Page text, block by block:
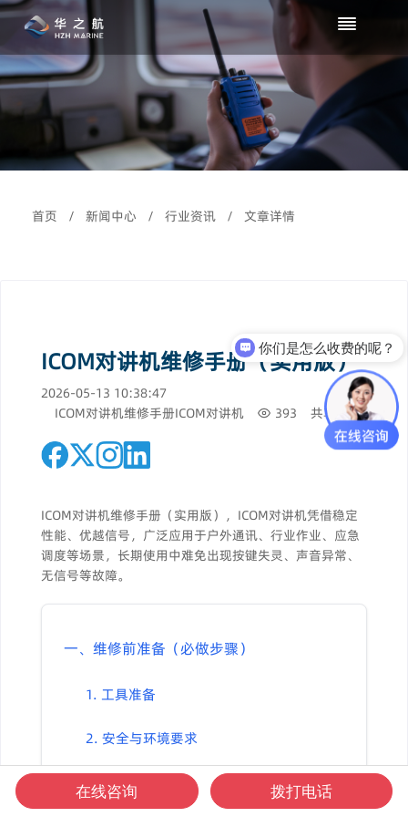
首页 / 新闻中心 / 行业资讯 / 文章详情
ICOM对讲机维修手册（实用版）
2026-05-13 10:38:47
ICOM对讲机维修手册ICOM对讲机 393 共享
ICOM对讲机维修手册（实用版），ICOM对讲机凭借稳定
性能、优越信号，广泛应用于户外通讯、行业作业、应急
调度等场景，长期使用中难免出现按键失灵、声音异常、
无信号等故障。
一、维修前准备（必做步骤）
1. 工具准备
2. 安全与环境要求
3. 机型资料核对
你们是怎么收费的呢？
在线咨询 拨打电话